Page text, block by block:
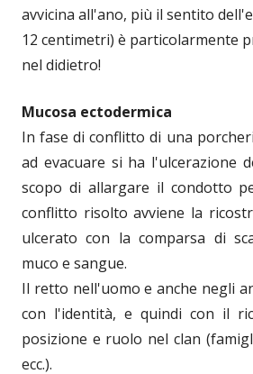
avvicina all'ano, più il sentito
12 centimetri) è particolarmente
nel didietro!
Mucosa ectodermica
In fase di conflitto di una
ad evacuare si ha l'ulcerazione
scopo di allargare il condotto
conflitto risolto avviene la
ulcerato con la comparsa di
muco e sangue.
Il retto nell'uomo e anche negli
con l'identità, e quindi con il
posizione e ruolo nel clan
ecc.).